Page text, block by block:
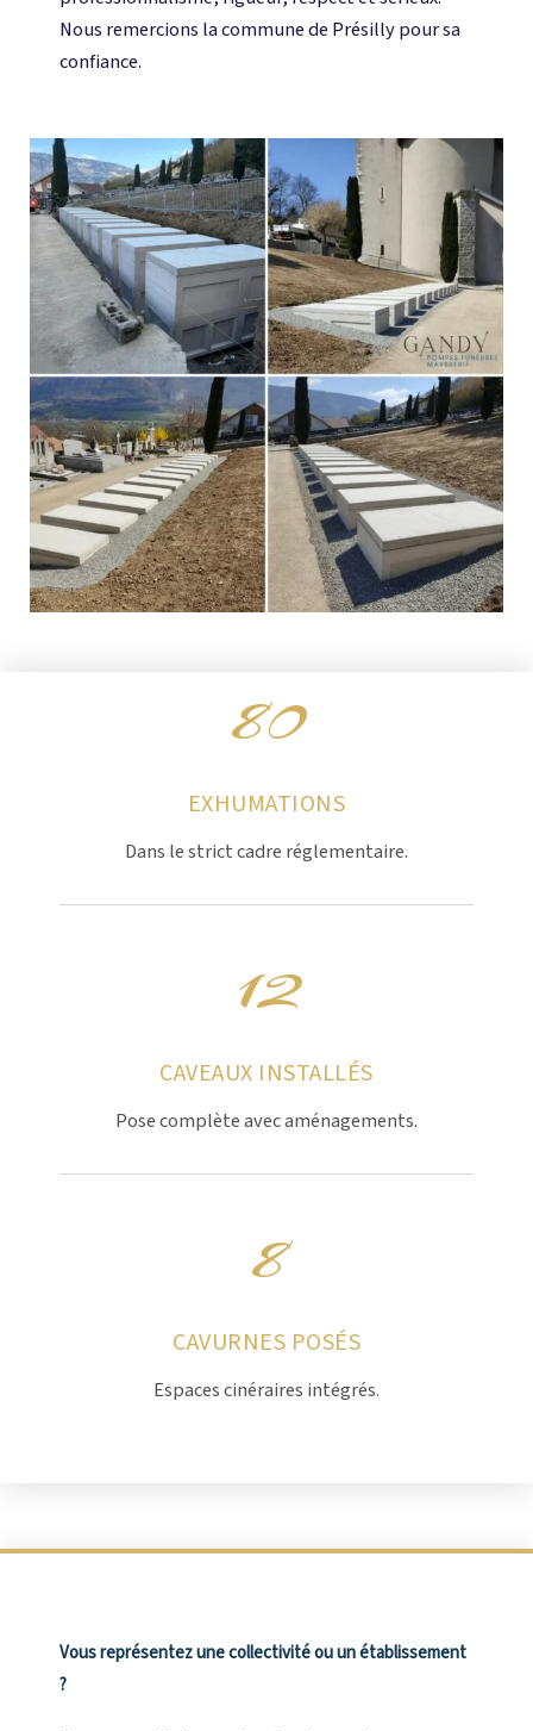
Nous remercions la commune de Présilly pour sa
confiance.
80
EXHUMATIONS
Dans le strict cadre réglementaire.
12
CAVEAUX INSTALLÉS
Pose complète avec aménagements.
8
CAVURNES POSÉS
Espaces cinéraires intégrés.
Vous représentez une collectivité ou un établissement
?